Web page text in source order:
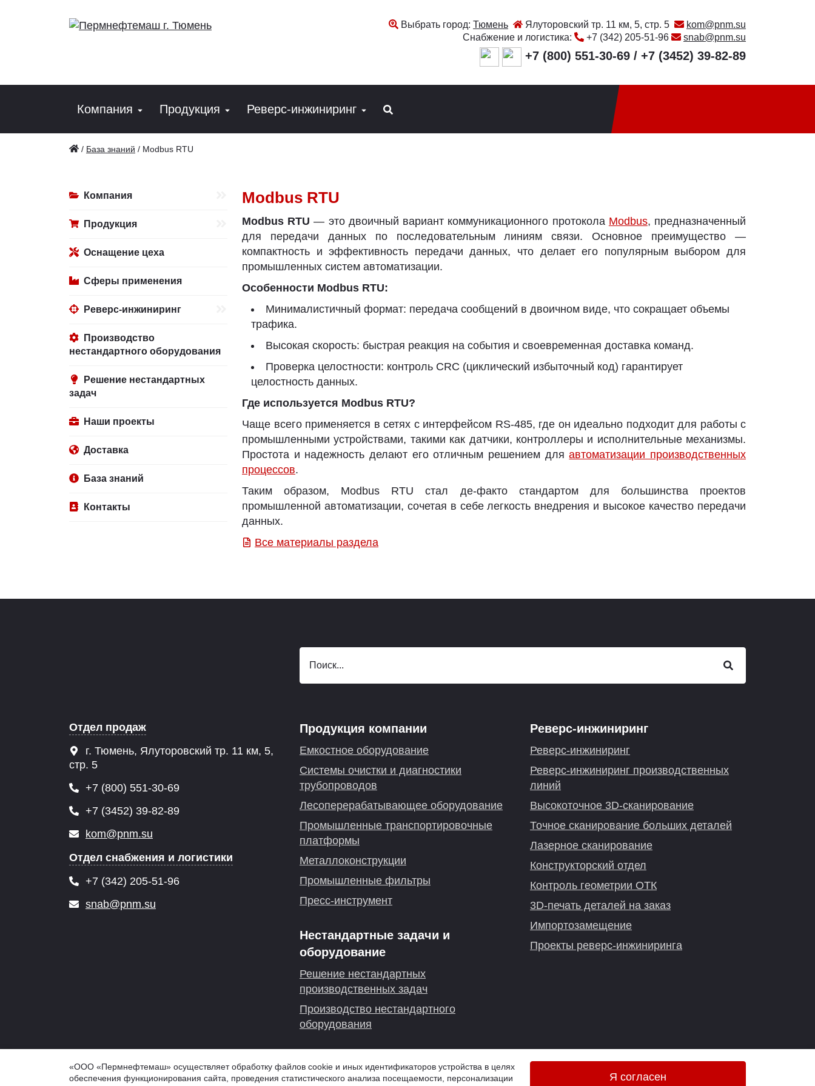
Выбрать город: Тюмень Ялуторовский тр. 11 км, 5, стр. 5
kom@pnm.su
Снабжение и логистика:
+7 (342) 205-51-96 snab@pnm.su
+7 (800) 551-30-69 / +7 (3452) 39-82-89
Компания Продукция Реверс-инжиниринг
/ База знаний / Modbus RTU
Компания
Продукция
Оснащение цеха
Сферы применения
Реверс-инжиниринг
Производство
нестандартного оборудования
Решение нестандартных
задач
Наши проекты
Доставка
База знаний
Контакты
Modbus RTU
Modbus RTU — это двоичный вариант коммуникационного протокола Modbus, предназначенный
для передачи данных по последовательным линиям связи. Основное преимущество —
компактность и эффективность передачи данных, что делает его популярным выбором для
промышленных систем автоматизации.
Особенности Modbus RTU:
Минималистичный формат: передача сообщений в двоичном виде, что сокращает объемы
трафика.
Высокая скорость: быстрая реакция на события и своевременная доставка команд.
Проверка целостности: контроль CRC (циклический избыточный код) гарантирует
целостность данных.
Где используется Modbus RTU?
Чаще всего применяется в сетях с интерфейсом RS-485, где он идеально подходит для работы с
промышленными устройствами, такими как датчики, контроллеры и исполнительные механизмы.
Простота и надежность делают его отличным решением дляавтоматизации производственных
процессов.
Таким образом, Modbus RTU стал де-факто стандартом для большинства проектов
промышленной автоматизации, сочетая в себе легкость внедрения и высокое качество передачи
данных.
Все материалы раздела
Отдел продаж
г. Тюмень, Ялуторовский тр. 11 км, 5,
стр. 5
+7 (800) 551-30-69
+7 (3452) 39-82-89
kom@pnm.su
Отдел снабжения и логистики
+7 (342) 205-51-96
snab@pnm.su
Продукция компании
Емкостное оборудование
Системы очистки и диагностики
трубопроводов
Лесоперерабатывающее оборудование
Промышленные транспортировочные
платформы
Металлоконструкции
Промышленные фильтры
Пресс-инструмент
Нестандартные задачи и
оборудование
Решение нестандартных
производственных задач
Производство нестандартного
оборудования
Реверс-инжиниринг
Реверс-инжиниринг
Реверс-инжиниринг производственных
линий
Высокоточное 3D-сканирование
Точное сканирование больших деталей
Лазерное сканирование
Конструкторский отдел
Контроль геометрии ОТК
3D-печать деталей на заказ
Импортозамещение
Проекты реверс-инжиниринга
© 2026 PNM.SU - ООО "Пермнефтемаш" (ПНМ, PNM), г. Тюмень
Обработка персональных данных
Онлайн-консультация
«ООО «Пермнефтемаш» осуществляет обработку файлов cookie и иных идентификаторов устройства в целях
обеспечения функционирования сайта, проведения статистического анализа посещаемости, персонализации
Я согласен